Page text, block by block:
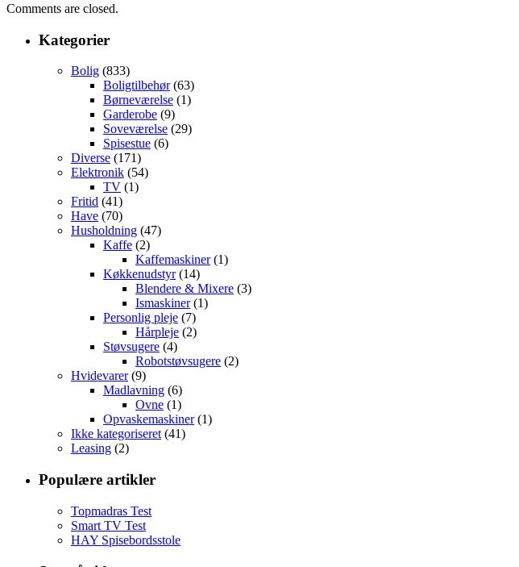
Comments are closed.
Kategorier
Bolig (833)
Boligtilbehør(63)
Børneværelse (1)
Garderobe (9)
Soveværelse (29)
Spisestue (6)
Diverse (171)
Elektronik (54)
TV (1)
Fritid (41)
Have (70)
Husholdning (47)
Kaffe (2)
Kaffemaskiner(1)
Køkkenudstyr(14)
Blendere & Mixere (3)
Ismaskiner(1)
Personlig pleje (7)
Hårpleje (2)
Støvsugere (4)
Robotstøvsugere (2)
Hvidevarer(9)
Madlavning (6)
Ovne (1)
Opvaskemaskiner(1)
Ikke kategoriseret (41)
Leasing (2)
Populære artikler
Topmadras Test
Smart TV Test
HAY Spisebordsstole